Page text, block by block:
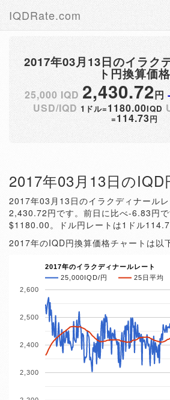
IQDRate.com
2017年03月13日のイラク
ト円換算価格
25,000 IQD 2,430.72円
USD/IQD 1ドル=1180.00IQD
=114.73円
2017年03月13日のIQD
2017年03月13日のイラクディナール
2,430.72円です。前日に比べ-6.83円
$1180.00。ドル円レートは1ドル
2017年のIQD円換算価格チャートは以
2017年のイラクディナールレート
25,000IQD/円
25日平均
2,300
2,400
2,500
2,600